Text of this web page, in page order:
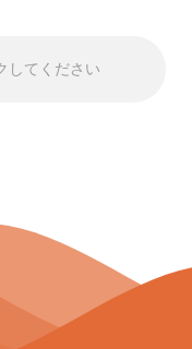
してください